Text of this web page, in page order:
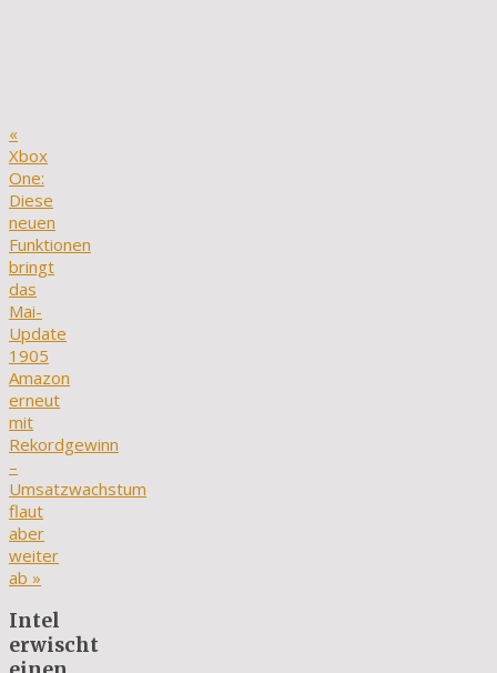
«
Xbox
One:
Diese
neuen
Funktionen
bringt
das
Mai-
Update
1905
Amazon
erneut
mit
Rekordgewinn
–
Umsatzwachstum
flaut
aber
weiter
ab »
Intel
erwischt